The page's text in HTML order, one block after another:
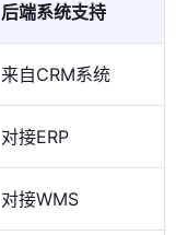
后端系统支持
来自CRM系统
对接ERP
对接WMS